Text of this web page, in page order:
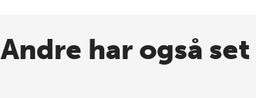
Andre har også set